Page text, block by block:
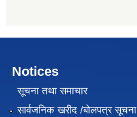
Notices
सूचना तथा समाचार
सार्वजनिक खरीद /बोलपत्र सूचना